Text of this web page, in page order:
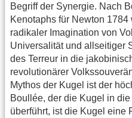
Begriff der Synergie. Nach
Kenotaphs für Newton
radikaler Imagination von
Universalität und allseitiger
des Terreur in die
revolutionärer
Mythos der Kugel ist der
Boullée, der die Kugel in
überführt, ist die Kugel eine